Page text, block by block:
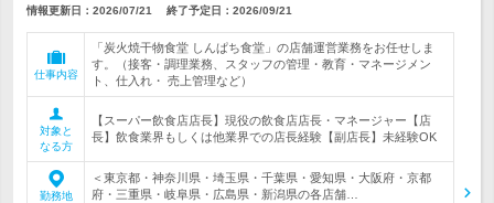
情報更新日：2026/07/21 終了予定日： 2026/09/21
仕事内容
「炭火焼干物食堂 しんぱち食堂」の店舗運営業務をお任せしま
す。（接客・調理業務、スタッフの管理・教育・マネージメン
ト、仕入れ・ 売上管理など）
対象と
なる方
【スーパー飲食店店長】現役の飲食店店長・マネージャー【店
長】飲食業界もしくは他業界での店長経験【副店長】未経験OK
勤務地
＜東京都・神奈川県・埼玉県・千葉県・愛知県・大阪府・京都
府・三重県・岐阜県・広島県・新潟県の各店舗…